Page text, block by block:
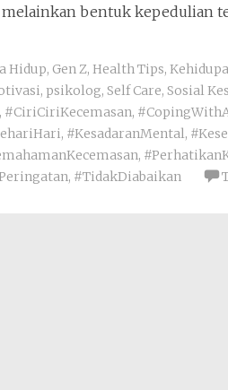
bentuk kepedulian
Hidup, Gen Z, Health Tips,
, psikolog, Self Care, Sosial
, #CiriCiriKecemasan,
, #KesadaranMental,
,
, #TidakDiabaikan